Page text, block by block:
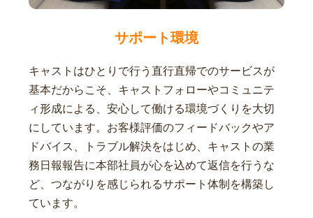
サポート環境
キャストはひとりで行う直行直帰でのサービスが
基本だからこそ、キャストフォローやコミュニテ
ィ形成による、安心して働ける環境づくりを大切
にしています。お客様評価のフィードバックやア
ドバイス、トラブル解決をはじめ、キャストの業
務日報報告に本部社員が心を込めて返信を行うな
ど、つながりを感じられるサポート体制を構築し
ています。